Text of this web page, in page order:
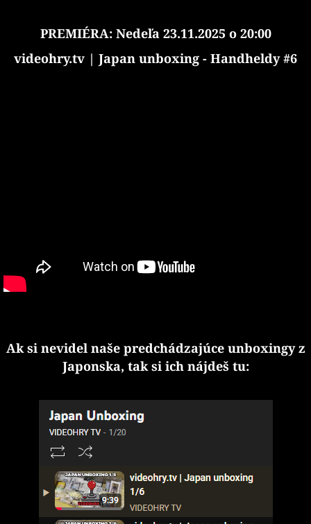
PREMIÉRA: Nedeľa 23.11.2025 o 20:00
videohry.tv | Japan unboxing - Handheldy #6
Ak si nevidel naše predchádzajúce unboxingy z
Japonska, tak si ich nájdeš tu: